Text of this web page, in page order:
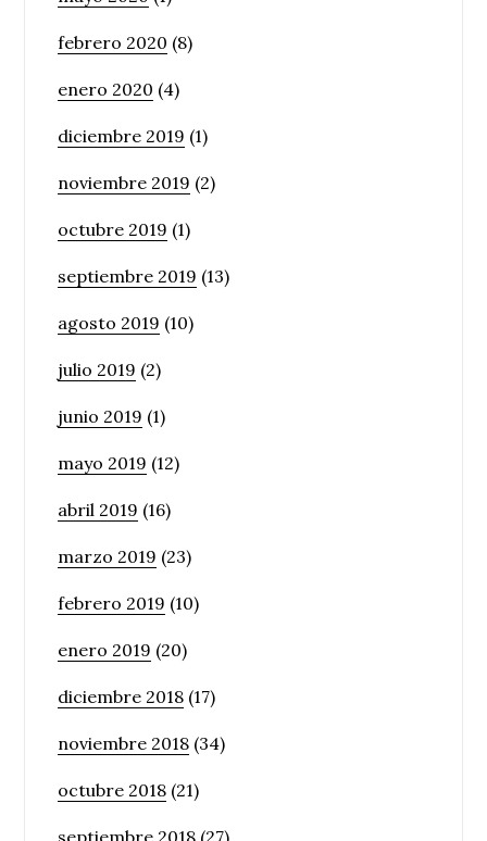
febrero 2020 (8)
enero 2020 (4)
diciembre 2019 (1)
noviembre 2019 (2)
octubre 2019 (1)
septiembre 2019 (13)
agosto 2019 (10)
julio 2019 (2)
junio 2019 (1)
mayo 2019 (12)
abril 2019 (16)
marzo 2019 (23)
febrero 2019 (10)
enero 2019 (20)
diciembre 2018 (17)
noviembre 2018 (34)
octubre 2018 (21)
septiembre 2018 (27)